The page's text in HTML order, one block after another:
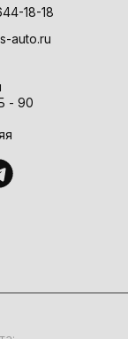
- 90
18-18
auto.ru